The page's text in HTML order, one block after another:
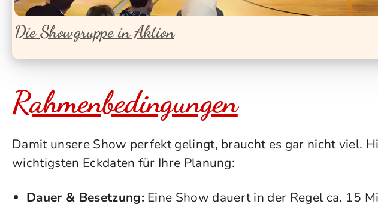
Die Showgruppe in Aktion
Rahmenbedingungen
Damit unsere Show perfekt gelingt, braucht es gar nicht viel.
wichtigsten Eckdaten für Ihre Planung:
Dauer & Besetzung:Eine Show dauert in der Regel ca. 15